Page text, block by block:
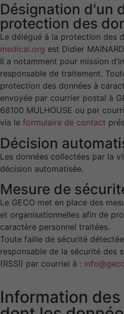
Désignation d'un
protection des
Le délégué à la protection des
medical.org est Didier
Il a notamment pour mission
responsable de traitement.
protection des données à
envoyée par courrier postal à
68100 MULHOUSE ou par
via le formulaire de contact
Décision
Les données collectées par la
décision automatisée.
Mesure de
Le GECO met en place des
et organisationnelles afin de
caractère personnel traitées.
Toute faille de sécurité
responsable de la sécurité des
(RSSI) par courriel à :
Information